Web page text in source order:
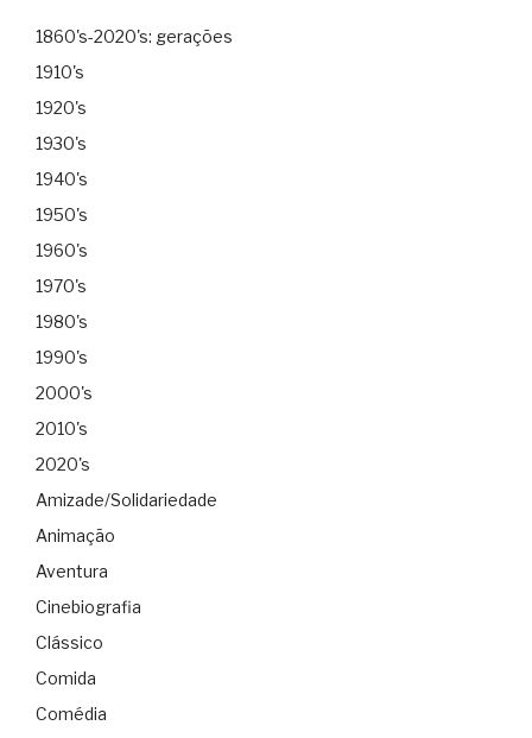
1860's-2020's: gerações
1910's
1920's
1930's
1940's
1950's
1960's
1970's
1980's
1990's
2000's
2010's
2020's
Amizade/Solidariedade
Animação
Aventura
Cinebiografia
Clássico
Comida
Comédia